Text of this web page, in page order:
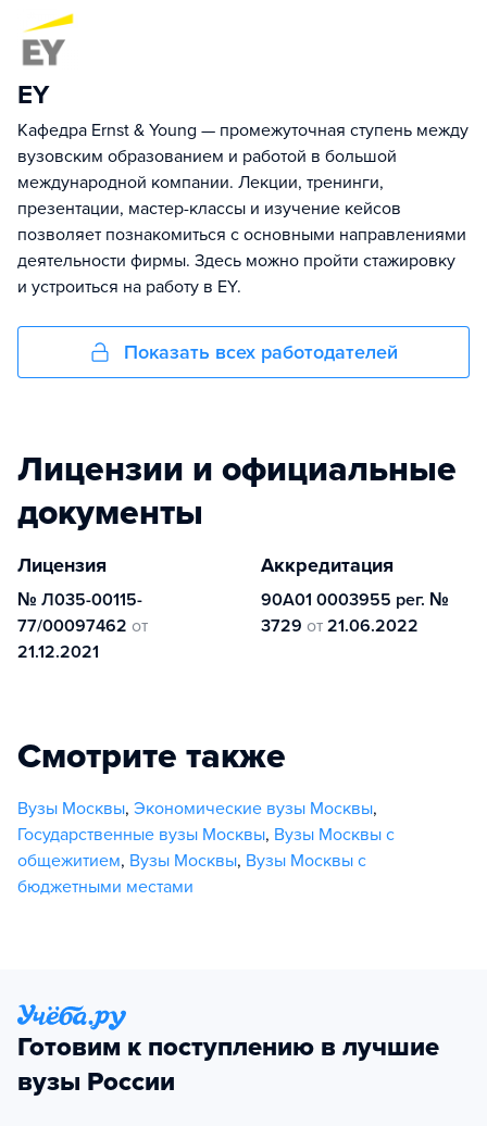
EY
Кафедра Ernst & Young — промежуточная ступень между
вузовским образованием и работой в большой
международной компании. Лекции, тренинги,
презентации, мастер-классы и изучение кейсов
позволяет познакомиться с основными направлениями
деятельности фирмы. Здесь можно пройти стажировку
и устроиться на работу в EY.
Показать всех работодателей
Лицензии и официальные
документы
Лицензия
№ Л035-00115-
77/00097462 от
21.12.2021
Аккредитация
90А01 0003955 рег. №
3729 от 21.06.2022
Смотрите также
Вузы Москвы, Экономические вузы Москвы,
Государственные вузы Москвы, Вузы Москвы с
общежитием, Вузы Москвы, Вузы Москвы с
бюджетными местами
Готовим к поступлению в лучшие
вузы России